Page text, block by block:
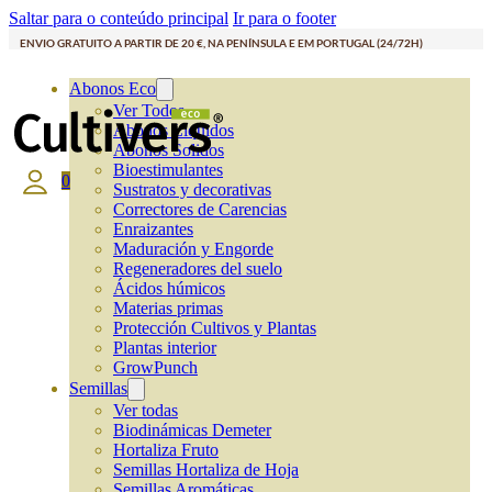
Saltar para o conteúdo principal Ir para o footer
ENVIO GRATUITO A PARTIR DE 20 €, NA PENÍNSULA E EM PORTUGAL (24/72H)
Abonos Eco
Ver Todos
Abonos Líquidos
Abonos Solidos
Bioestimulantes
Sustratos y decorativas
Correctores de Carencias
Enraizantes
Maduración y Engorde
Regeneradores del suelo
Ácidos húmicos
Materias primas
Protección Cultivos y Plantas
Plantas interior
GrowPunch
Semillas
Ver todas
Biodinámicas Demeter
Hortaliza Fruto
Semillas Hortaliza de Hoja
0